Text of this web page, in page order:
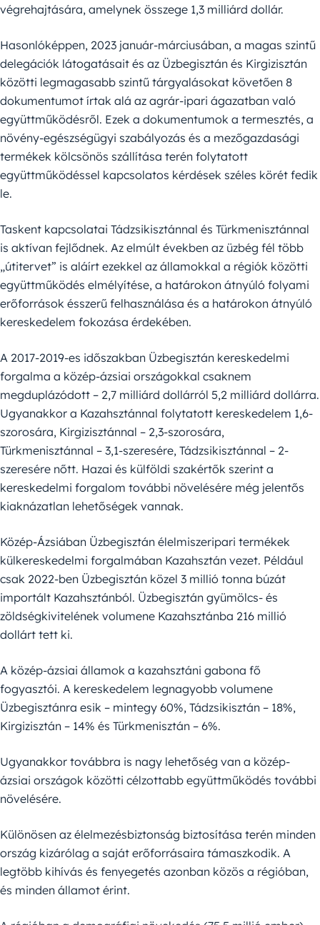
végrehajtására, amelynek összege 1,3 milliárd dollár.
Hasonlóképpen, 2023 január-márciusában, a magas szintű
delegációk látogatásait és az Üzbegisztán és Kirgizisztán
közötti legmagasabb szintű tárgyalásokat követően 8
dokumentumot írtak alá az agrár-ipari ágazatban való
együttműködésről. Ezek a dokumentumok a termesztés, a
növény-egészségügyi szabályozás és a mezőgazdasági
termékek kölcsönös szállítása terén folytatott
együttműködéssel kapcsolatos kérdések széles körét fedik
le.
Taskent kapcsolatai Tádzsikisztánnal és Türkmenisztánnal
is aktívan fejlődnek. Az elmúlt években az üzbég fél több
„útitervet” is aláírt ezekkel az államokkal a régiók közötti
együttműködés elmélyítése, a határokon átnyúló folyami
erőforrások ésszerű felhasználása és a határokon átnyúló
kereskedelem fokozása érdekében.
A 2017-2019-es időszakban Üzbegisztán kereskedelmi
forgalma a közép-ázsiai országokkal csaknem
megduplázódott – 2,7 milliárd dollárról 5,2 milliárd dollárra.
Ugyanakkor a Kazahsztánnal folytatott kereskedelem 1,6-
szorosára, Kirgizisztánnal – 2,3-szorosára,
Türkmenisztánnal – 3,1-szeresére, Tádzsikisztánnal – 2-
szeresére nőtt. Hazai és külföldi szakértők szerint a
kereskedelmi forgalom további növelésére még jelentős
kiaknázatlan lehetőségek vannak.
Közép-Ázsiában Üzbegisztán élelmiszeripari termékek
külkereskedelmi forgalmában Kazahsztán vezet. Például
csak 2022-ben Üzbegisztán közel 3 millió tonna búzát
importált Kazahsztánból. Üzbegisztán gyümölcs- és
zöldségkivitelének volumene Kazahsztánba 216 millió
dollárt tett ki.
A közép-ázsiai államok a kazahsztáni gabona fő
fogyasztói. A kereskedelem legnagyobb volumene
Üzbegisztánra esik – mintegy 60%, Tádzsikisztán – 18%,
Kirgizisztán – 14% és Türkmenisztán – 6%.
Ugyanakkor továbbra is nagy lehetőség van a közép-
ázsiai országok közötti célzottabb együttműködés további
növelésére.
Különösen az élelmezésbiztonság biztosítása terén minden
ország kizárólag a saját erőforrásaira támaszkodik. A
legtöbb kihívás és fenyegetés azonban közös a régióban,
és minden államot érint.